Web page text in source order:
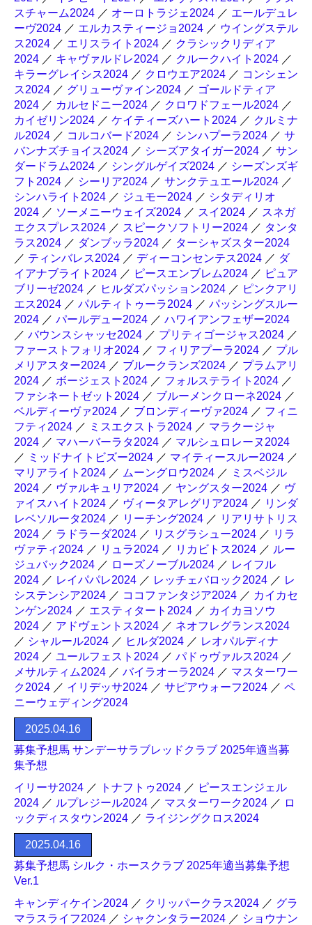
スチャーム2024 ／ オーロトラジェ2024 ／ エールデュレ
ーヴ2024 ／ エルカスティージョ2024 ／ ウイングステル
ス2024 ／ エリスライト2024 ／ クラシックリディア
2024 ／ キャヴァルドレ2024 ／ クルークハイト2024 ／
キラーグレイシス2024 ／ クロウエア2024 ／ コンシェン
ス2024 ／ グリューヴァイン2024 ／ ゴールドティア
2024 ／ カルセドニー2024 ／ クロワドフェール2024 ／
カイゼリン2024 ／ ケイティーズハート2024 ／ クルミナ
ル2024 ／ コルコバード2024 ／ シンハプーラ2024 ／ サ
バンナズチョイス2024 ／ シーズアタイガー2024 ／ サン
ダードラム2024 ／ シングルゲイズ2024 ／ シーズンズギ
フト2024 ／ シーリア2024 ／ サンクテュエール2024 ／
シンハライト2024 ／ ジュモー2024 ／ シタディリオ
2024 ／ ソーメニーウェイズ2024 ／ スイ2024 ／ スネガ
エクスプレス2024 ／ スピークソフトリー2024 ／ タンタ
ラス2024 ／ ダンブッラ2024 ／ ターシャズスター2024
／ ティンバレス2024 ／ ディーコンセンテス2024 ／ ダ
イアナブライト2024 ／ ピースエンブレム2024 ／ ピュア
ブリーゼ2024 ／ ヒルダズパッション2024 ／ ピンクアリ
エス2024 ／ パルティトゥーラ2024 ／ パッシングスルー
2024 ／ パールデュー2024 ／ ハワイアンフェザー2024
／ バウンスシャッセ2024 ／ プリティゴージャス2024 ／
ファーストフォリオ2024 ／ フィリアプーラ2024 ／ プル
メリアスター2024 ／ ブルークランズ2024 ／ プラムアリ
2024 ／ ボージェスト2024 ／ フォルステライト2024 ／
ファシネートゼット2024 ／ ブルーメンクローネ2024 ／
ベルディーヴァ2024 ／ ブロンディーヴァ2024 ／ フィニ
フティ2024 ／ ミスエクストラ2024 ／ マラクージャ
2024 ／ マハーバーラタ2024 ／ マルシュロレーヌ2024
／ ミッドナイトビズー2024 ／ マイティースルー2024 ／
マリアライト2024 ／ ムーングロウ2024 ／ ミスベジル
2024 ／ ヴァルキュリア2024 ／ ヤングスター2024 ／ ヴ
ァイスハイト2024 ／ ヴィータアレグリア2024 ／ リンダ
レベソルータ2024 ／ リーチング2024 ／ リアリサトリス
2024 ／ ラドラーダ2024 ／ リスグラシュー2024 ／ リラ
ヴァティ2024 ／ リュラ2024 ／ リカビトス2024 ／ ルー
ジュバック2024 ／ ローズノーブル2024 ／ レイフル
2024 ／ レイパパレ2024 ／ レッチェバロック2024 ／ レ
システンシア2024 ／ ココファンタジア2024 ／ カイカセ
ンゲン2024 ／ エスティタート2024 ／ カイカヨソウ
2024 ／ アドヴェントス2024 ／ ネオフレグランス2024
／ シャルール2024 ／ ヒルダ2024 ／ レオパルディナ
2024 ／ ユールフェスト2024 ／ パドゥヴァルス2024 ／
メサルティム2024 ／ バイラオーラ2024 ／ マスターワー
ク2024 ／ イリデッサ2024 ／ サピアウォーフ2024 ／ ペ
ニーウェディング2024
2025.04.16
募集予想馬 サンデーサラブレッドクラブ 2025年適当募
集予想
イリーサ2024 ／ トナフトゥ2024 ／ ピースエンジェル
2024 ／ ルプレジール2024 ／ マスターワーク2024 ／ ロ
ックディスタウン2024 ／ ライジングクロス2024
2025.04.16
募集予想馬 シルク・ホースクラブ 2025年適当募集予想
Ver.1
キャンディケイン2024 ／ クリッパークラス2024 ／ グラ
マラスライフ2024 ／ シャクンタラー2024 ／ ショウナン